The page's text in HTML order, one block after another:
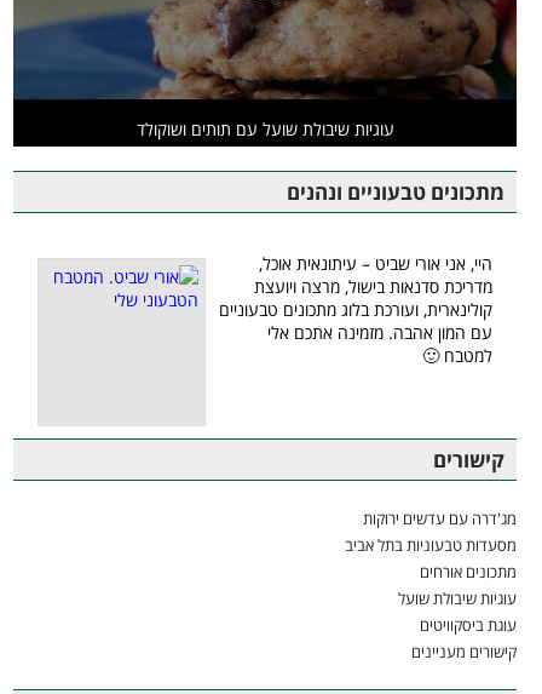
עוגיות שיבולת שועל עם תותים ושוקולד
מתכונים טבעוניים ונהנים
היי, אני אורי שביט – עיתונאית אוכל,
מדריכת סדנאות בישול, מרצה ויועצת
קולינארית, ועורכת בלוג מתכונים טבעוניים
עם המון אהבה. מזמינה אתכם אלי
למטבח 🙂
קישורים
מג'דרה עם עדשים ירוקות
מסעדות טבעוניות בתל אביב
מתכונים אורחים
עוגיות שיבולת שועל
עוגת ביסקוויטים
קישורים מעניינים